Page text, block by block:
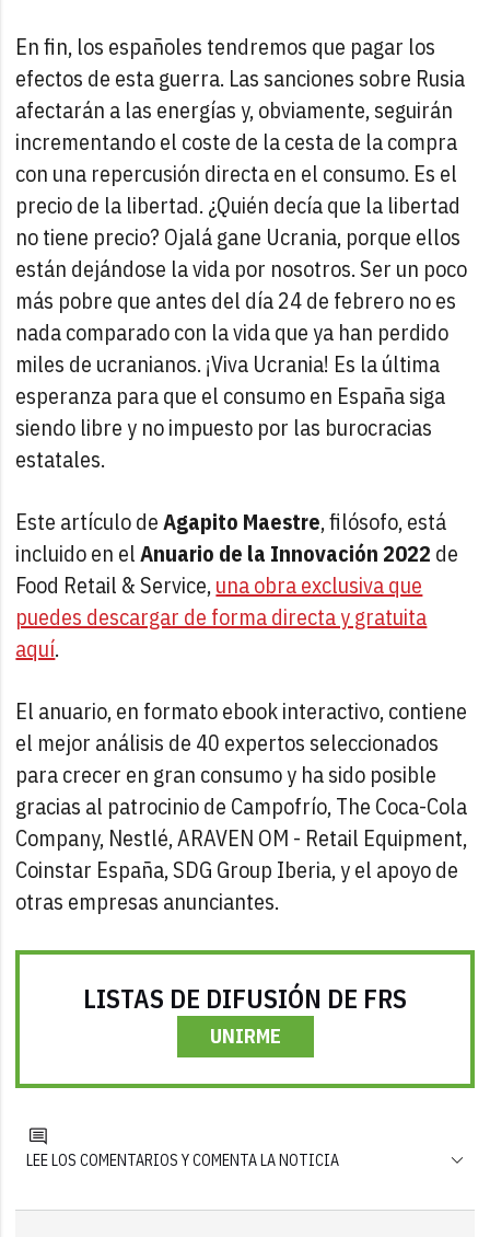
En fin, los españoles tendremos que pagar los
efectos de esta guerra. Las sanciones sobre Rusia
afectarán a las energías y, obviamente, seguirán
incrementando el coste de la cesta de la compra
con una repercusión directa en el consumo. Es el
precio de la libertad. ¿Quién decía que la libertad
no tiene precio? Ojalá gane Ucrania, porque ellos
están dejándose la vida por nosotros. Ser un poco
más pobre que antes del día 24 de febrero no es
nada comparado con la vida que ya han perdido
miles de ucranianos. ¡Viva Ucrania! Es la última
esperanza para que el consumo en España siga
siendo libre y no impuesto por las burocracias
estatales.
Este artículo deAgapito Maestre, filósofo, está
incluido en elAnuario de la Innovación 2022 de
Food Retail & Service,una obra exclusiva que
puedes descargar de forma directa y gratuita
aquí.
El anuario, en formato ebook interactivo, contiene
el mejor análisis de 40 expertos seleccionados
para crecer en gran consumo y ha sido posible
gracias al patrocinio de Campofrío, The Coca-Cola
Company, Nestlé, ARAVEN OM - Retail Equipment,
Coinstar España, SDG Group Iberia, y el apoyo de
otras empresas anunciantes.
LISTAS DE DIFUSIÓN DE FRS
UNIRME
LEE LOS COMENTARIOS Y COMENTA LA NOTICIA